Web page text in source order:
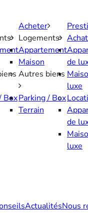
Box
Acheter
Logements
Appartement
Maison
Autres biens
Parking / Box
Terrain
Achat
de
luxe
de
luxe
ActualitésNous